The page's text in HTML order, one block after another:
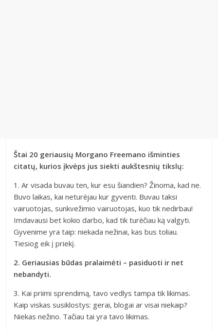
Štai 20 geriausių Morgano Freemano išminties
citatų, kurios įkvėps jus siekti aukštesnių tikslų:
1. Ar visada buvau ten, kur esu šiandien? Žinoma, kad ne.
Buvo laikas, kai neturėjau kur gyventi. Buvau taksi
vairuotojas, sunkvežimio vairuotojas, kuo tik nedirbau!
Imdavausi bet kokio darbo, kad tik turėčiau ką valgyti.
Gyvenime yra taip: niekada nežinai, kas bus toliau.
Tiesiog eik į priekį.
2. Geriausias būdas pralaimėti – pasiduoti ir net
nebandyti.
3. Kai priimi sprendimą, tavo vedlys tampa tik likimas.
Kaip viskas susiklostys: gerai, blogai ar visai niekaip?
Niekas nežino. Tačiau tai yra tavo likimas.